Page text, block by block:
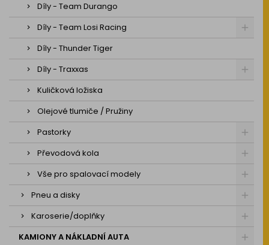
Díly - Team Durango
Díly - Team Losi Racing
Díly - Thunder Tiger
Díly - Traxxas
Kuličková ložiska
Olejové tlumiče / Pružiny
Pastorky
Převodová kola
Vše pro spalovací modely
Pneu a disky
Karoserie/doplňky
KAMIONY A NÁKLADNÍ AUTA